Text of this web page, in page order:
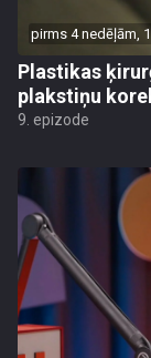
pirms 4 nedēļām,
Plastikas
plakstiņu
9. epizode